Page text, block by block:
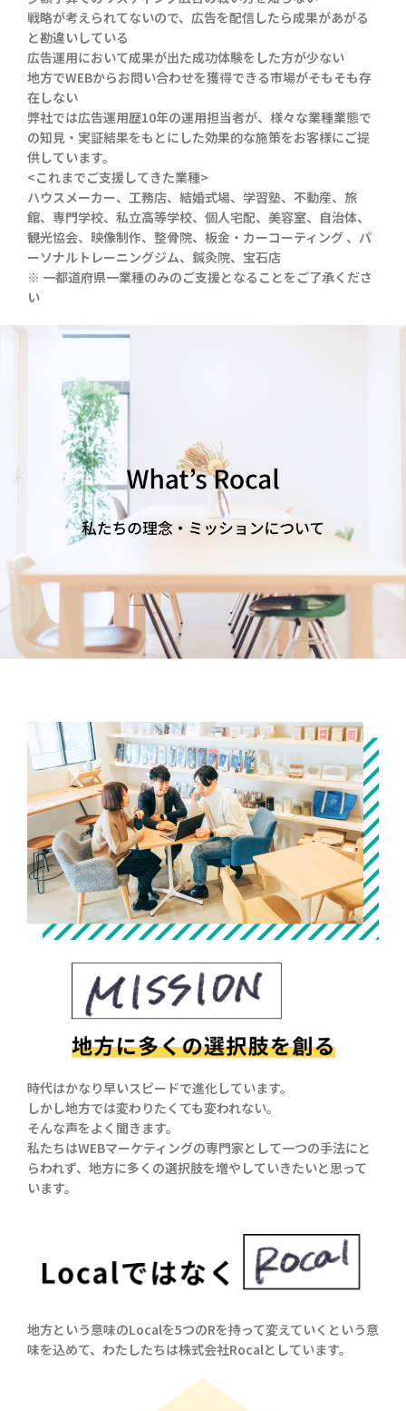
戦略が考えられてないので、広告を配信したら成果があがる
と勘違いしている
広告運用において成果が出た成功体験をした方が少ない
地方でWEBからお問い合わせを獲得できる市場がそもそも存
在しない
弊社では広告運用歴10年の運用担当者が、様々な業種業態で
の知見・実証結果をもとにした効果的な施策をお客様にご提
供しています。
<これまでご支援してきた業種>
ハウスメーカー、工務店、結婚式場、学習塾、不動産、旅
館、専門学校、私立高等学校、個人宅配、美容室、自治体、
観光協会、映像制作、整骨院、板金・カーコーティング 、パ
ーソナルトレーニングジム、鍼灸院、宝石店
※ 一都道府県一業種のみのご支援となることをご了承くださ
い
時代はかなり早いスピードで進化しています。
しかし地方では変わりたくても変われない。
そんな声をよく聞きます。
私たちはWEBマーケティングの専門家として一つの手法にと
らわれず、地方に多くの選択肢を増やしていきたいと思って
います。
地方という意味のLocalを5つのRを持って変えていくという意
味を込めて、わたしたちは株式会社Rocalとしています。